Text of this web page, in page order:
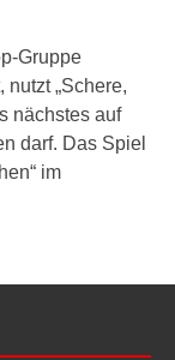
Gruppe
nutzt „Schere,
nächstes auf
darf. Das Spiel
im